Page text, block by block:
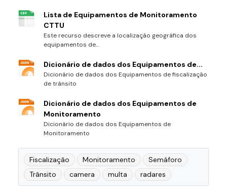
Lista de Equipamentos de Monitoramento
CTTU
Este recurso descreve a localização geográfica dos
equipamentos de...
Dicionário de dados dos Equipamentos de...
Dicionário de dados dos Equipamentos de fiscalização
de trânsito
Dicionário de dados dos Equipamentos de
Monitoramento
Dicionário de dados dos Equipamentos de
Monitoramento
Fiscalização Monitoramento
Semáforo
Trânsito
camera multa radares